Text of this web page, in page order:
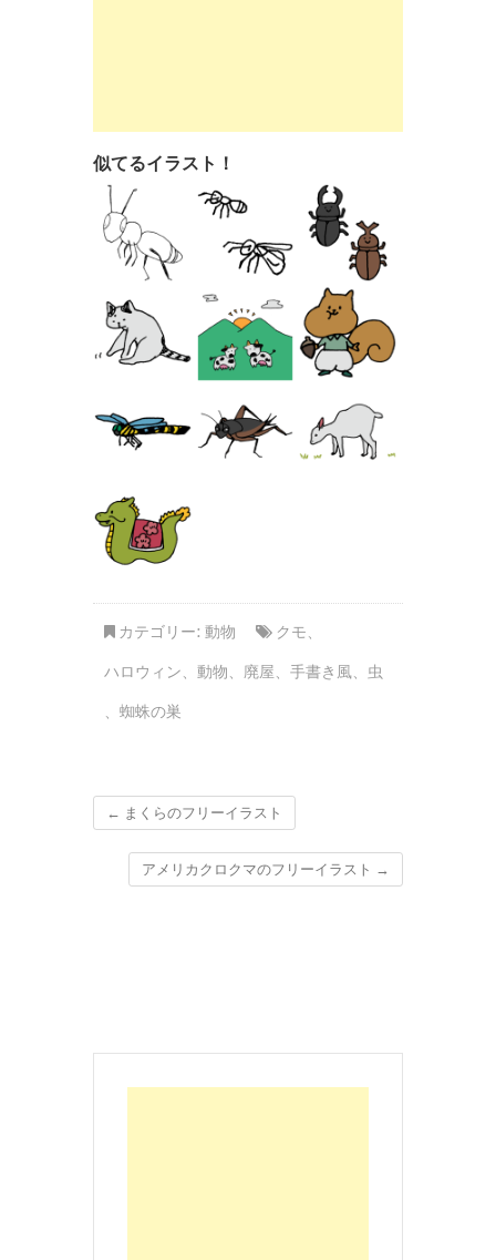
似てるイラスト！
カテゴリー: 動物 クモ、
ハロウィン、 動物、 廃屋、 手書き風、 虫
、 蜘蛛の巣
← まくらのフリーイラスト
アメリカクロクマのフリーイラスト →